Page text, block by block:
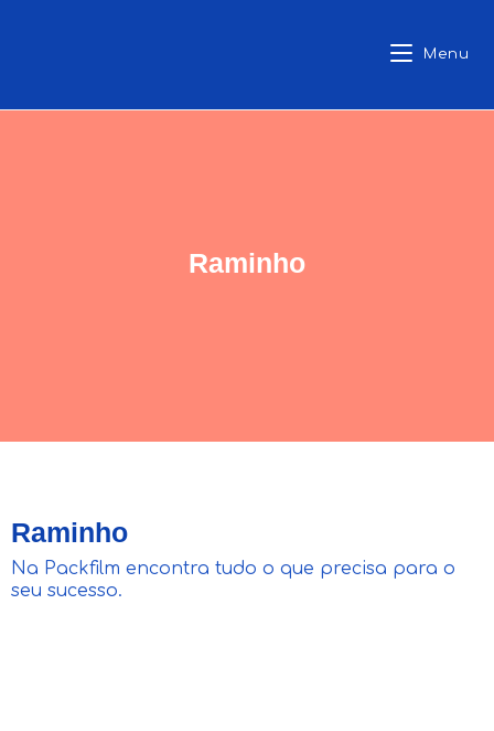
Menu
Raminho
Raminho
Na Packfilm encontra tudo o que precisa para o
seu sucesso.